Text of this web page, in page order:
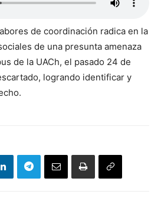
de coordinación radica en la
de una presunta amenaza
de la UACh, el pasado 24 de
logrando identificar y